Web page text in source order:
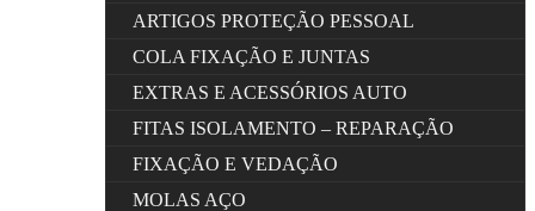
ARTIGOS PROTEÇÃO PESSOAL
COLA FIXAÇÃO E JUNTAS
EXTRAS E ACESSÓRIOS AUTO
FITAS ISOLAMENTO – REPARAÇÃO
FIXAÇÃO E VEDAÇÃO
MOLAS AÇO